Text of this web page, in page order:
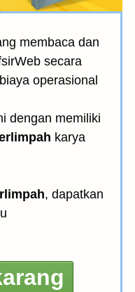
membaca dan
secara
operasional
dengan memiliki
karya
, dapatkan